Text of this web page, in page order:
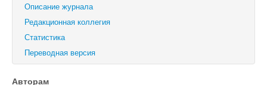
Письма в Журнал технической физики
Физика твердого тела
Физика и техника полупроводников
Описание журнала
Редакционная коллегия
Статистика
Переводная версия
Авторам